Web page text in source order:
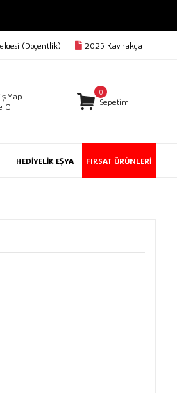
(Doçentlik) 2025 Kaynakça
Yap
Ol
0
Sepetim
HEDİYELİK EŞYA FIRSAT ÜRÜNLERİ